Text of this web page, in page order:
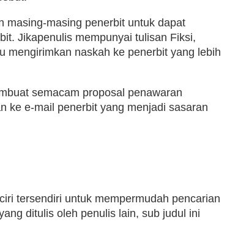
masing-masing penerbit untuk dapat
Jikapenulis mempunyai tulisan Fiksi,
mengirimkan naskah ke penerbit yang lebih
semacam proposal penawaran
ke e-mail penerbit yang menjadi sasaran
tersendiri untuk mempermudah pencarian
ditulis oleh penulis lain, sub judul ini